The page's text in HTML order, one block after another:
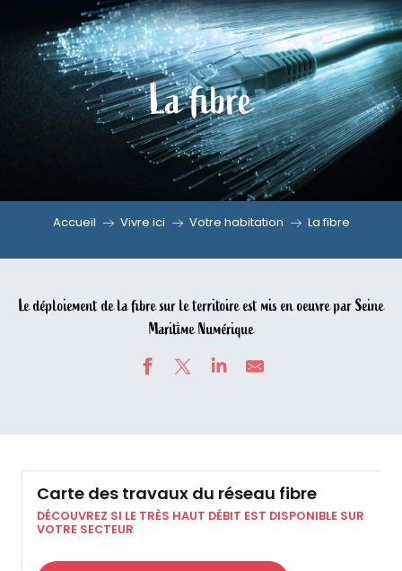
contenu
principal
La fibre
Accueil Vivre ici Votre habitation La fibre
Le déploiement de la fibre sur le territoire est mis en oeuvre par Seine
Maritime Numérique
Carte des travaux du réseau fibre
DÉCOUVREZ SI LE TRÈS HAUT DÉBIT EST DISPONIBLE SUR
VOTRE SECTEUR